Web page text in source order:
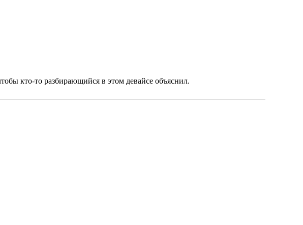
кто-то разбирающийся в этом девайсе объяснил.